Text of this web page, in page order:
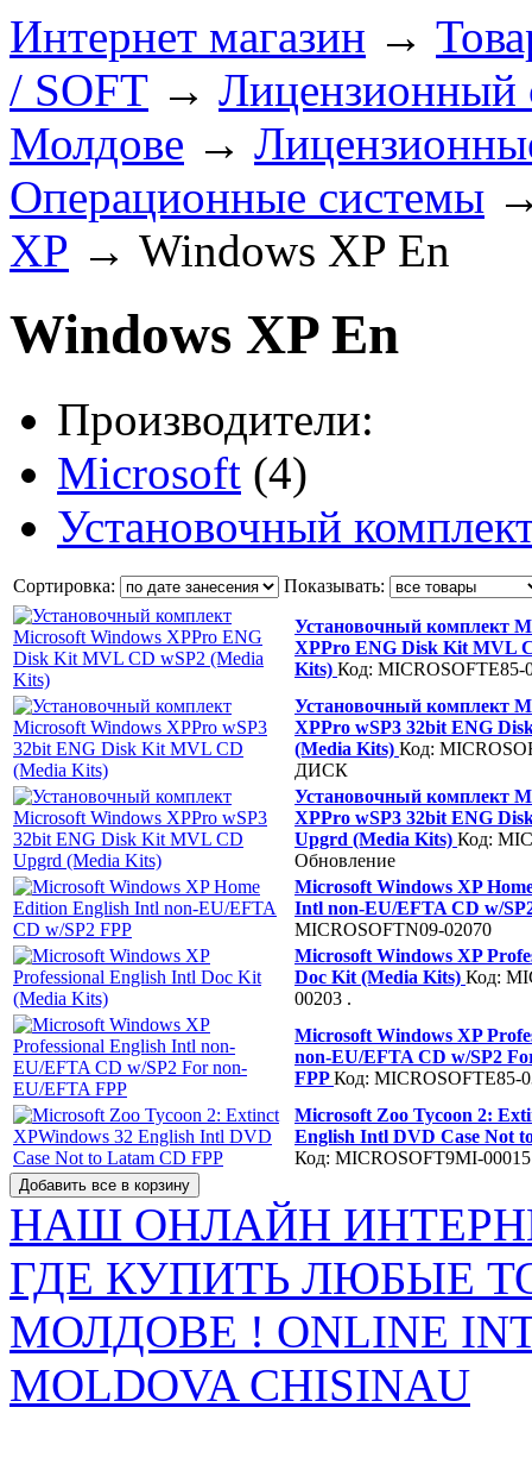
Интернет магазин →
/ SOFT → Лицензионный
Молдове →
Операционные системы
XP → Windows XP En
Windows XP En
Производители:
Microsoft (4)
Установочный
Сортировка:
Показывать:
Установочный комплект
XPPro ENG Disk Kit MVL
Kits) Код: MICROSOFTE85-
Установочный комплект
XPPro wSP3 32bit ENG
(Media Kits) Код:
ДИСК
Установочный комплект
XPPro wSP3 32bit ENG
Upgrd (Media Kits) Код:
Обновление
Microsoft Windows XP
Intl non-EU/EFTA CD w/
MICROSOFTN09-02070
Microsoft Windows XP
Doc Kit (Media Kits) Код:
00203 .
Microsoft Windows XP
non-EU/EFTA CD w/SP2
FPPКод: MICROSOFTE85-
Microsoft Zoo Tycoon 2:
English Intl DVD Case Not
Код: MICROSOFT9MI-00015
НАШ ОНЛАЙН
ГДЕ КУПИТЬ ЛЮБЫЕ
МОЛДОВЕ ! ONLINE
MOLDOVA CHISINAU